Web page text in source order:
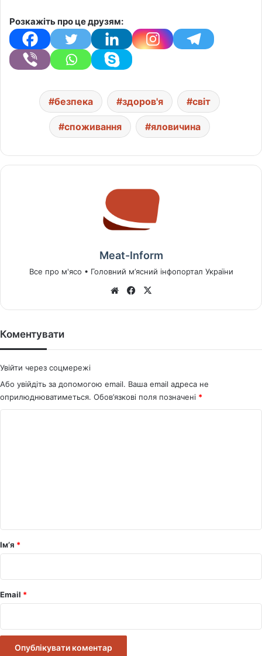
Розкажіть про це друзям:
безпека здоров'я світ
споживання яловичина
Meat-Inform
Все про м'ясо • Головний м’ясний інфопортал України
We
Fa
Коментувати
Увійти через соцмережі
Або увійдіть за допомогою email. Ваша email адреса не
оприлюднюватиметься. Обов’язкові поля позначені *
рІм’я *
Email *